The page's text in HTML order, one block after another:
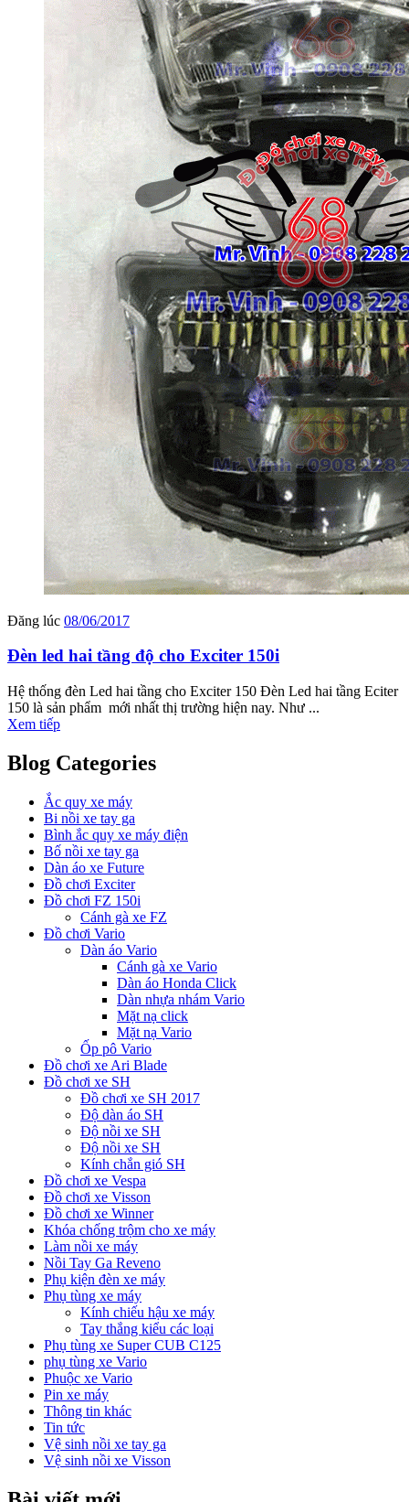
Đăng lúc 08/06/2017
Đèn led hai tầng độ cho Exciter 150i
Hệ thống đèn Led hai tầng cho Exciter 150 Đèn Led hai tầng Eciter
150 là sản phẩm mới nhất thị trường hiện nay. Như ...
Xem tiếp
Blog Categories
Ắc quy xe máy
Bi nồi xe tay ga
Bình ắc quy xe máy điện
Bố nồi xe tay ga
Dàn áo xe Future
Đồ chơi Exciter
Đồ chơi FZ 150i
Cánh gà xe FZ
Đồ chơi Vario
Dàn áo Vario
Cánh gà xe Vario
Dàn áo Honda Click
Dàn nhựa nhám Vario
Mặt nạ click
Mặt nạ Vario
Ốp pô Vario
Đồ chơi xe Ari Blade
Đồ chơi xe SH
Đồ chơi xe SH 2017
Độ dàn áo SH
Độ nồi xe SH
Độ nồi xe SH
Kính chắn gió SH
Đồ chơi xe Vespa
Đồ chơi xe Visson
Đồ chơi xe Winner
Khóa chống trộm cho xe máy
Làm nồi xe máy
Nồi Tay Ga Reveno
Phụ kiện đèn xe máy
Phụ tùng xe máy
Kính chiếu hậu xe máy
Tay thắng kiểu các loại
Phụ tùng xe Super CUB C125
phụ tùng xe Vario
Phuộc xe Vario
Pin xe máy
Thông tin khác
Tin tức
Vệ sinh nồi xe tay ga
Vệ sinh nồi xe Visson